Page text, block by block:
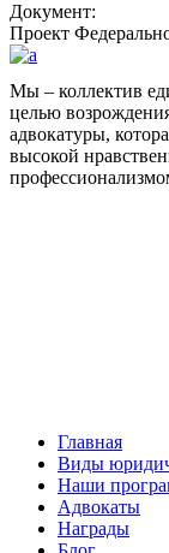
Документ:
Проект
Мы – коллектив
целью
адвокатуры,
высокой
Главная
Виды
Наши
Адвокаты
Награды